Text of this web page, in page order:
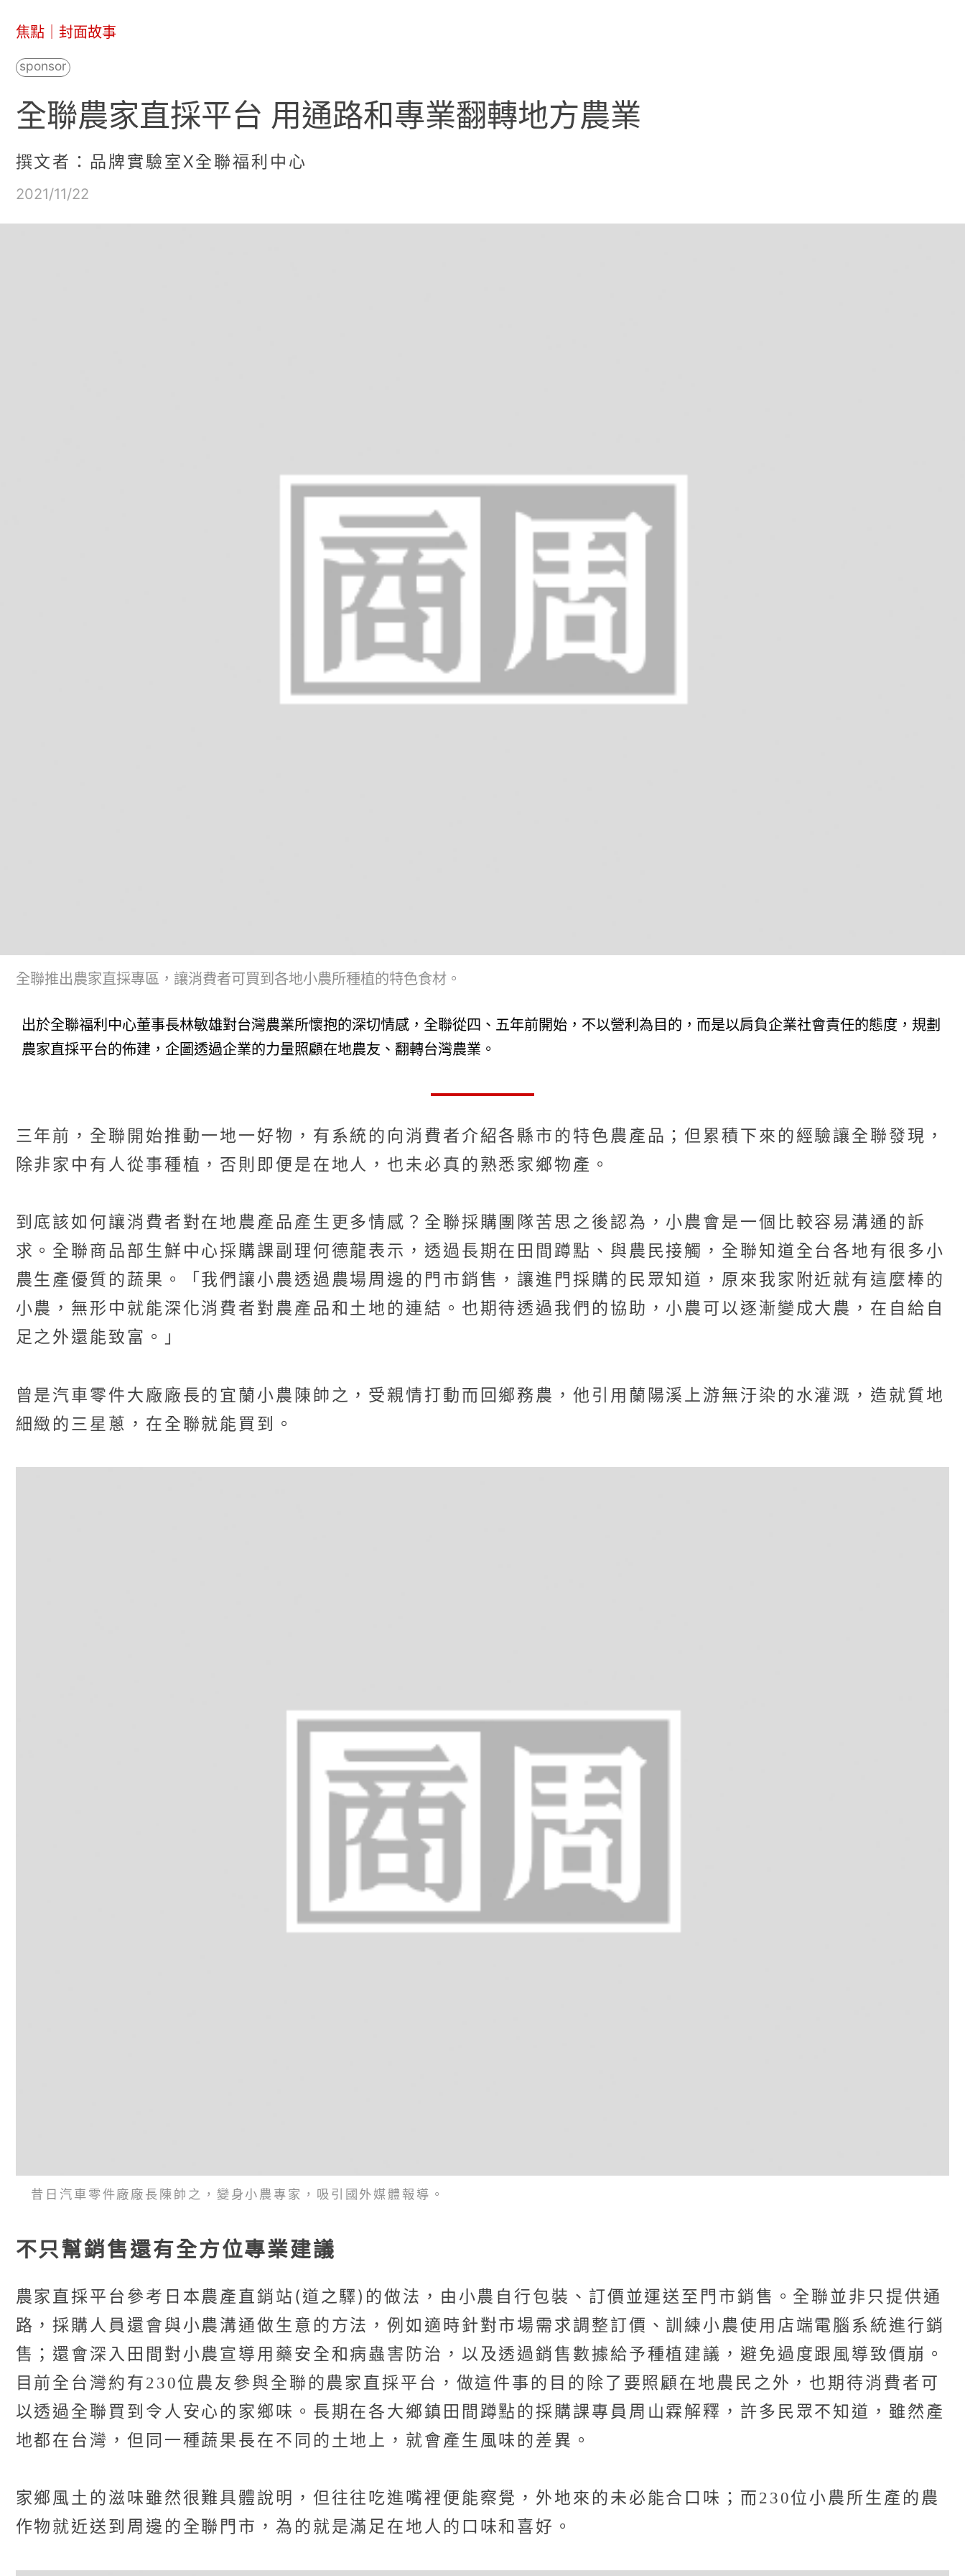
焦點｜ 封面故事
全聯農家直採平台 用通路和專業翻轉地方農業
撰文者：品牌實驗室X全聯福利中心
2021/11/22
全聯推出農家直採專區，讓消費者可買到各地小農所種植的特色食材。
出於全聯福利中心董事長林敏雄對台灣農業所懷抱的深切情感，全聯從四、五年前開始，不以營利為目的，而是以肩負企業社會責任的態度，規劃
農家直採平台的佈建，企圖透過企業的力量照顧在地農友、翻轉台灣農業。
三年前，全聯開始推動一地一好物，有系統的向消費者介紹各縣市的特色農產品；但累積下來的經驗讓全聯發現，
除非家中有人從事種植，否則即便是在地人，也未必真的熟悉家鄉物產。
到底該如何讓消費者對在地農產品產生更多情感？全聯採購團隊苦思之後認為，小農會是一個比較容易溝通的訴
求。全聯商品部生鮮中心採購課副理何德龍表示，透過長期在田間蹲點、與農民接觸，全聯知道全台各地有很多小
農生產優質的蔬果。「我們讓小農透過農場周邊的門市銷售，讓進門採購的民眾知道，原來我家附近就有這麼棒的
小農，無形中就能深化消費者對農產品和土地的連結。也期待透過我們的協助，小農可以逐漸變成大農，在自給自
足之外還能致富。」
曾是汽車零件大廠廠長的宜蘭小農陳帥之，受親情打動而回鄉務農，他引用蘭陽溪上游無汙染的水灌溉，造就質地
細緻的三星蔥，在全聯就能買到。
昔日汽車零件廠廠長陳帥之，變身小農專家，吸引國外媒體報導。
不只幫銷售還有全方位專業建議
農家直採平台參考日本農產直銷站(道之驛)的做法，由小農自行包裝、訂價並運送至門市銷售。全聯並非只提供通
路，採購人員還會與小農溝通做生意的方法，例如適時針對市場需求調整訂價、訓練小農使用店端電腦系統進行銷
售；還會深入田間對小農宣導用藥安全和病蟲害防治，以及透過銷售數據給予種植建議，避免過度跟風導致價崩。
目前全台灣約有230位農友參與全聯的農家直採平台，做這件事的目的除了要照顧在地農民之外，也期待消費者可
以透過全聯買到令人安心的家鄉味。長期在各大鄉鎮田間蹲點的採購課專員周山霖解釋，許多民眾不知道，雖然產
地都在台灣，但同一種蔬果長在不同的土地上，就會產生風味的差異。
家鄉風土的滋味雖然很難具體說明，但往往吃進嘴裡便能察覺，外地來的未必能合口味；而230位小農所生產的農
作物就近送到周邊的全聯門市，為的就是滿足在地人的口味和喜好。